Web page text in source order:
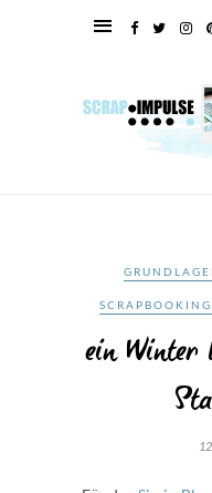
SCRAPBOOKING
ein